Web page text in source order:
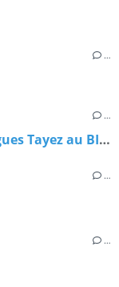
…
…
Abigail. De notre correspondant Hugues Tayez au BIFFF 2024
…
…